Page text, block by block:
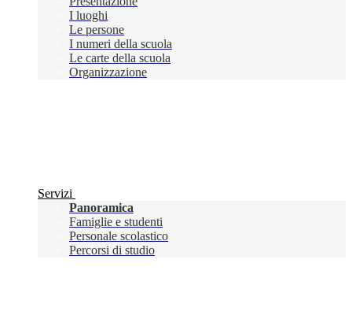
I luoghi
Le persone
I numeri della scuola
Le carte della scuola
Organizzazione
Servizi
Panoramica
Famiglie e studenti
Personale scolastico
Percorsi di studio